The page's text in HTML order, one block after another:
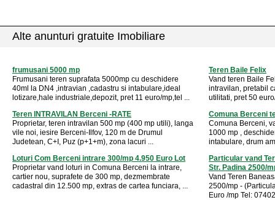
Alte anunturi gratuite Imobiliare
frumusani 5000 mp
Frumusani teren suprafata 5000mp cu deschidere
40ml la DN4 ,intravian ,cadastru si intabulare,ideal
lotizare,hale industriale,depozit, pret 11 euro/mp,tel ...
Teren Baile Felix
Vand teren Baile
intravilan, pretabil
utilitati, pret 50
Teren INTRAVILAN Berceni -RATE
Proprietar, teren intravilan 500 mp (400 mp utili), langa
vile noi, iesire Berceni-Ilfov, 120 m de Drumul
Judetean, C+I, Puz (p+1+m), zona lacuri ...
Comuna Berceni
Comuna Berceni,
1000 mp ,
intabulare, drum
Loturi Com Berceni intrare 300/mp 4.950 Euro Lot
Proprietar vand loturi in Comuna Berceni la intrare,
cartier nou, suprafete de 300 mp, dezmembrate
cadastral din 12.500 mp, extras de cartea funciara, ...
Particular vand
Str. Padina 2500/
Vand Teren
2500/mp -
Euro /mp Tel: